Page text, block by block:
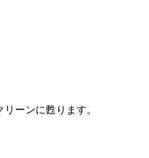
ーンに甦ります。